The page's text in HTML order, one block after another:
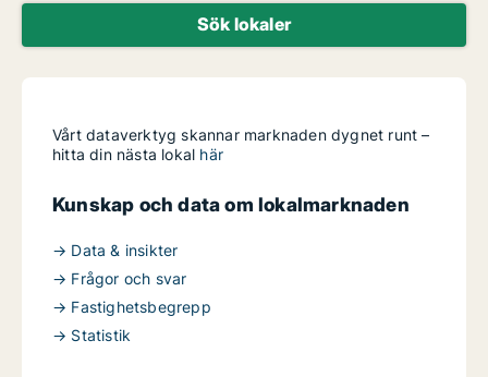
Sök lokaler
Vårt dataverktyg skannar marknaden dygnet runt –
hitta din nästa lokal här
Kunskap och data om lokalmarknaden
→ Data & insikter
→ Frågor och svar
→ Fastighetsbegrepp
→ Statistik